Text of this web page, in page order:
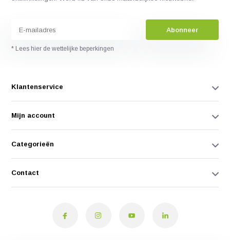
Abonneer
* Lees hier de wettelijke beperkingen
Klantenservice
Mijn account
Categorieën
Contact